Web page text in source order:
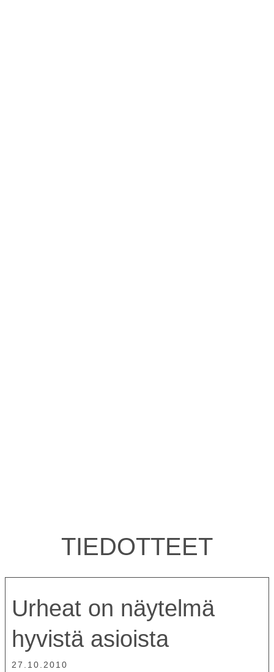
TIEDOTTEET
Urheat on näytelmä
hyvistä asioista
27.10.2010